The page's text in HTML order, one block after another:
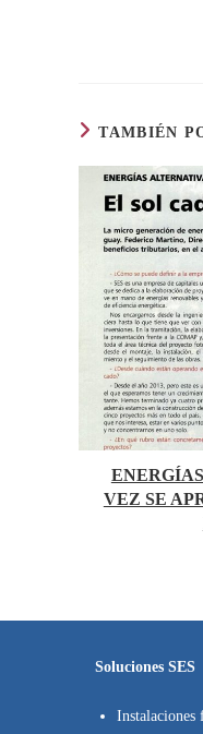
TAMBIÉN
VEZ SE
Soluciones SES
Instalaciones